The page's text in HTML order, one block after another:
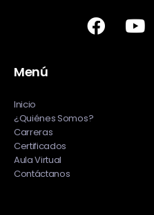
Menú
Inicio
¿Quiénes Somos?
Carreras
Certificados
Aula Virtual
Contáctanos